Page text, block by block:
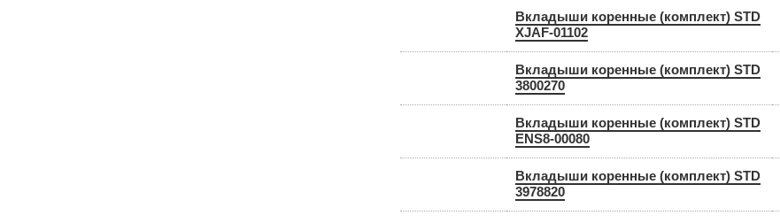
Вкладыши коренные (комплект) STD
XJAF-01102
Вкладыши коренные (комплект) STD
3800270
Вкладыши коренные (комплект) STD
ENS8-00080
Вкладыши коренные (комплект) STD
3978820